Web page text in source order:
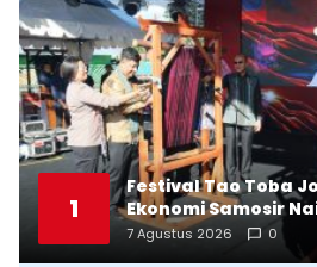
1
Festival Tao Toba
Ekonomi Samosir
Pariwisata Menjadi
Pertumbuhan
7 Agustus 2026 0